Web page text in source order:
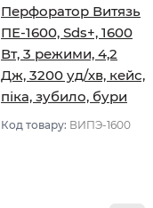
Перфоратор Витязь
ПЕ-1600, Sds+, 1600
Вт, 3 режими, 4,2
Дж, 3200 уд/хв, кейс,
піка, зубило, бури
Код товару: ВИПЭ-1600